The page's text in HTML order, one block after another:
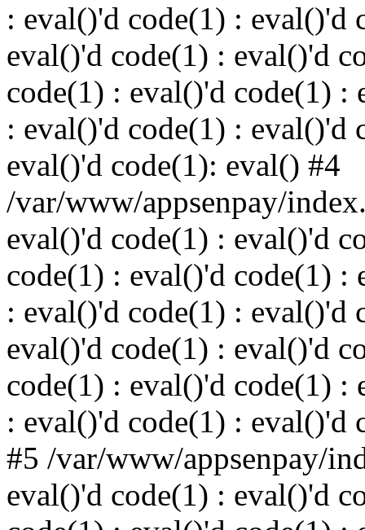
: eval()'d code(1) : eval()'d
eval()'d code(1) : eval()'d
code(1) : eval()'d code(1) :
: eval()'d code(1) : eval()'d
eval()'d code(1): eval() #4
/var/www/appsenpay/
eval()'d code(1) : eval()'d
code(1) : eval()'d code(1) :
: eval()'d code(1) : eval()'d
eval()'d code(1) : eval()'d
code(1) : eval()'d code(1) :
: eval()'d code(1) : eval()'d
#5 /var/www/appsenpay/
eval()'d code(1) : eval()'d